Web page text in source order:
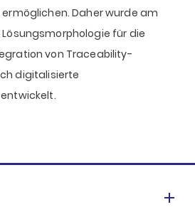
Daher wurde am
Lösungsmorphologie für die
von Traceability-
digitalisierte